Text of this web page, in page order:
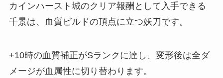
カインハースト城のクリア報酬として入手できる
千景は、血質ビルドの頂点に立つ妖刀です。
+10時の血質補正がSランクに達し、変形後は全ダ
メージが血属性に切り替わります。